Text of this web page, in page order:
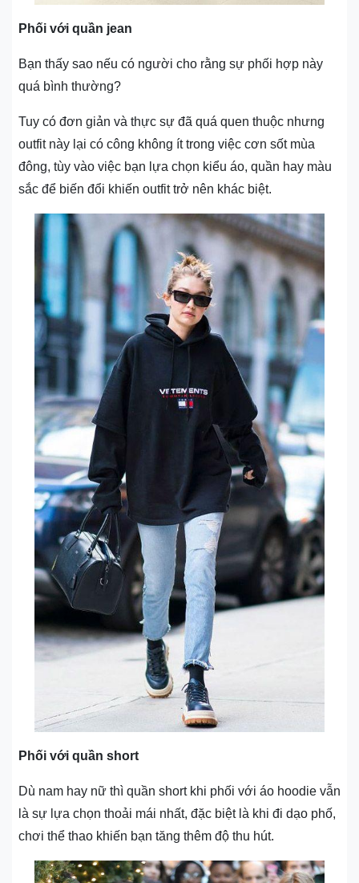
Phối với quần jean
Bạn thấy sao nếu có người cho rằng sự phối hợp này
quá bình thường?
Tuy có đơn giản và thực sự đã quá quen thuộc nhưng
outfit này lại có công không ít trong việc cơn sốt mùa
đông, tùy vào việc bạn lựa chọn kiểu áo, quần hay màu
sắc để biến đổi khiến outfit trở nên khác biệt.
Phối với quần short
Dù nam hay nữ thì quần short khi phối với áo hoodie vẫn
là sự lựa chọn thoải mái nhất, đặc biệt là khi đi dạo phố,
chơi thể thao khiến bạn tăng thêm độ thu hút.